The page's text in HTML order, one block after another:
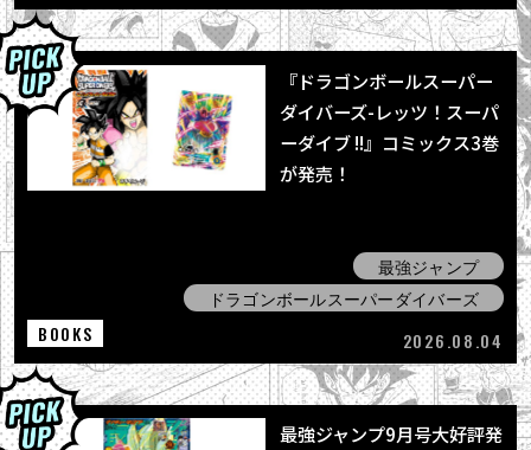
『ドラゴンボールスーパー
ダイバーズ-レッツ！スーパ
ーダイブ !!』コミックス3巻
が発売！
最強ジャンプ
ドラゴンボールスーパーダイバーズ
BOOKS
2026.08.04
最強ジャンプ9月号大好評発